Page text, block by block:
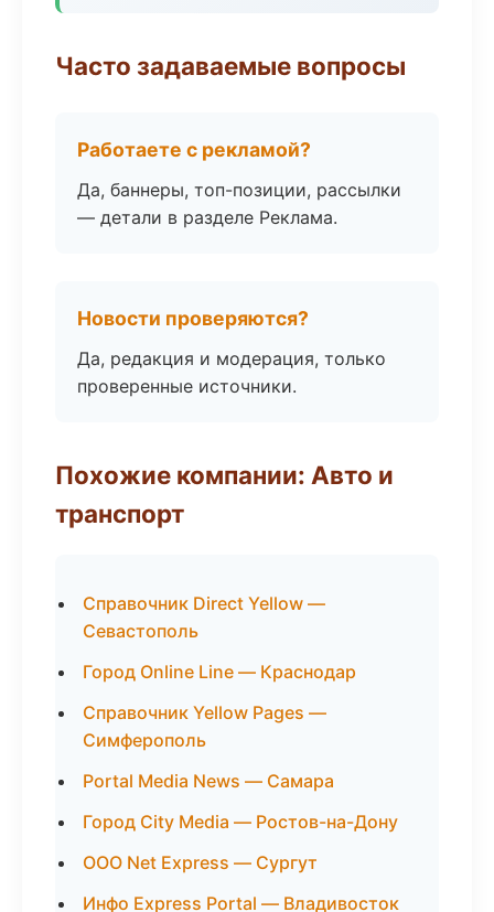
Часто задаваемые вопросы
Работаете с рекламой?
Да, баннеры, топ-позиции, рассылки
— детали в разделе Реклама.
Новости проверяются?
Да, редакция и модерация, только
проверенные источники.
Похожие компании: Авто и
транспорт
Справочник Direct Yellow —
Севастополь
Город Online Line — Краснодар
Справочник Yellow Pages —
Симферополь
Portal Media News — Самара
Город City Media — Ростов-на-Дону
ООО Net Express — Сургут
Инфо Express Portal — Владивосток